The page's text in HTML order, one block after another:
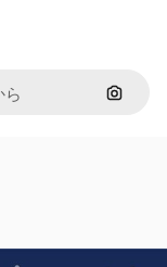
画像で